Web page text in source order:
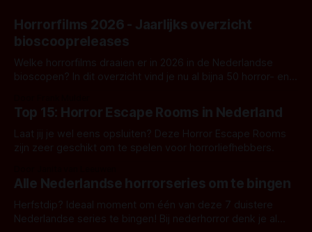
Horrorfilms 2026 - Jaarlijks overzicht
bioscoopreleases
Welke horrorfilms draaien er in 2026 in de Nederlandse
bioscopen? In dit overzicht vind je nu al bijna 50 horror- en
Top 15: Horror Escape Rooms in Nederland
Laat jij je wel eens opsluiten? Deze Horror Escape Rooms
zijn zeer geschikt om te spelen voor horrorliefhebbers.
Alle Nederlandse horrorseries om te bingen
Herfstdip? Ideaal moment om één van deze 7 duistere
Nederlandse series te bingen! Bij nederhorror denk je al